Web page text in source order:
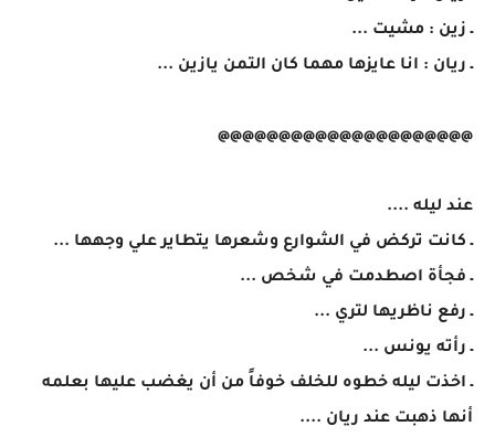
ـ زين : مشيت ...
ـ ريان : انا عايزها مهما كان التمن يازين ...
@@@@@@@@@@@@@@@@@@@@@
عند ليله ....
ـ كانت تركض في الشوارع وشعرها يتطاير علي وجهها ...
ـ فجأة اصطدمت في شخص ...
ـ رفع ناظريها لتري ...
ـ رأته يونس ...
ـ اخذت ليله خطوه للخلف خوفاً من أن يغضب عليها بعلمه
أنها ذهبت عند ريان ....